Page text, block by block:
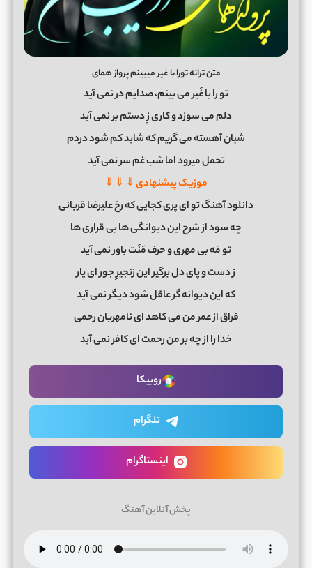
متن ترانه تورا با غیر میبینم پرواز همای
تو را با غَیر می بینم، صدایم در نمی آید
دلم می سوزد و کاری زِ دستم بر نمی آید
شبان آهسته می گریم که شاید کم شود دردم
تحمل میرود اما شب غم سر نمی آید
موزیک پیشنهادی ⇓ ⇓ ⇓
دانلود آهنگ تو ای پری کجایی که رخ علیرضا قربانی
چه سود از شرح این دیوانگی ها بی قراری ها
تو مَه بی مهری و حرف مَنَت باور نمی آید
ز دست و پای دل برگیر این زنجیرِ جور ای یار
که این دیوانه گر عاقل شود دیگر نمی آید
فراق از عمر من می کاهد ای نامهربان رحمی
خدا را از چه بر من رحمت ای کافر نمی آید
روبیکا
تلگرام
اینستاگرام
پخش آنلاین آهنگ